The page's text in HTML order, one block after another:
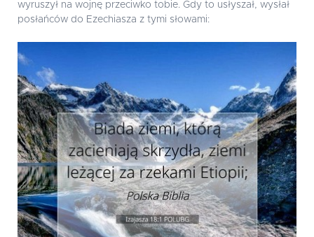
wyruszył na wojnę przeciwko tobie. Gdy to usłyszał, wysłał
posłańców do Ezechiasza z tymi słowami: